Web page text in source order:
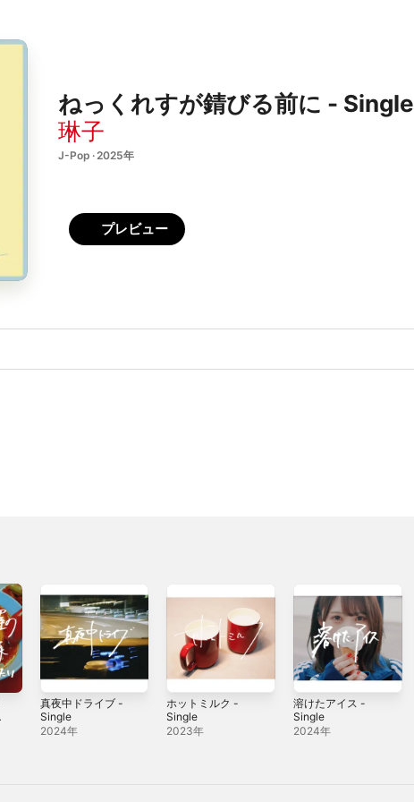
ねっくれすが錆びる前に - Single
琳子
J-Pop · 2025年
プレビュー
真夜中ドライブ -
Single
2024年
ホットミルク -
Single
2023年
溶けたアイス -
Single
2024年